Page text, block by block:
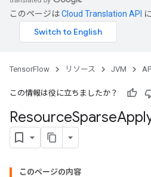
このページはCloud Translation API
TensorFlow リソース JVM
この情報は役に立ちましたか？
ResourceSparse
このページの内容